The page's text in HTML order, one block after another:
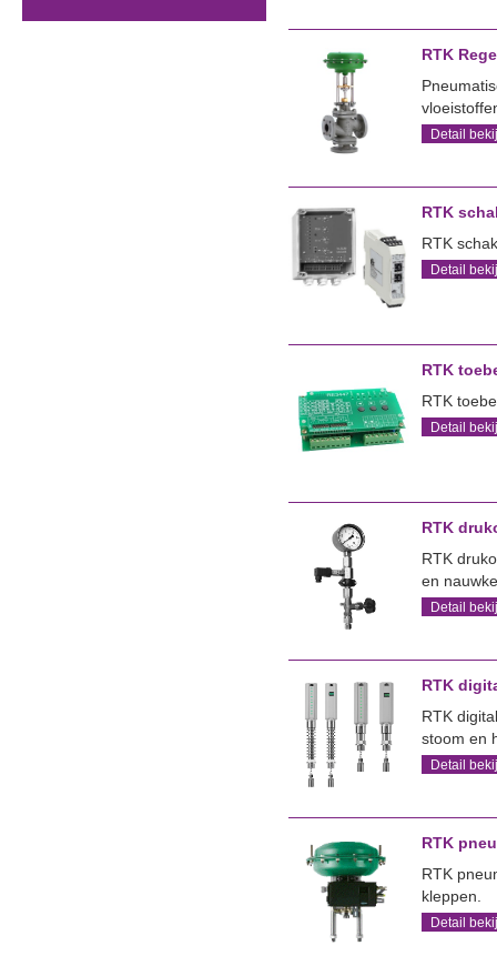
RTK
Detail
RTK
RTK
Detail
RTK
RTK
Detail
RTK
RTK
en
Detail
RTK
RTK
stoom en
Detail
RTK
RTK
kleppen.
Detail